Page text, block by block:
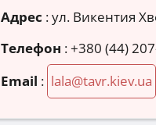
Адрес :ул. Викентия
Телефон :+380 (44)
Email : lala@tavr.kiev.ua